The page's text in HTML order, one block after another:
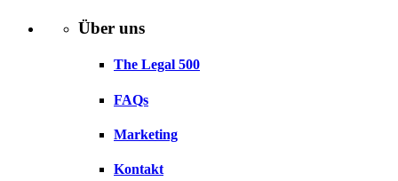
Über uns
The Legal 500
FAQs
Marketing
Kontakt